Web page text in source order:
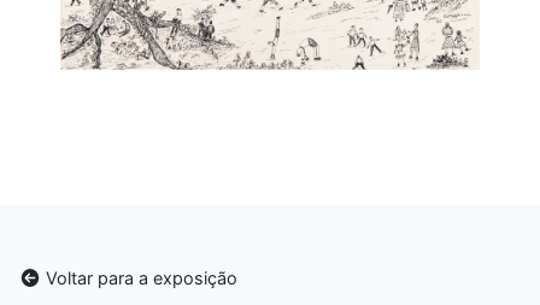
Voltar para a exposição